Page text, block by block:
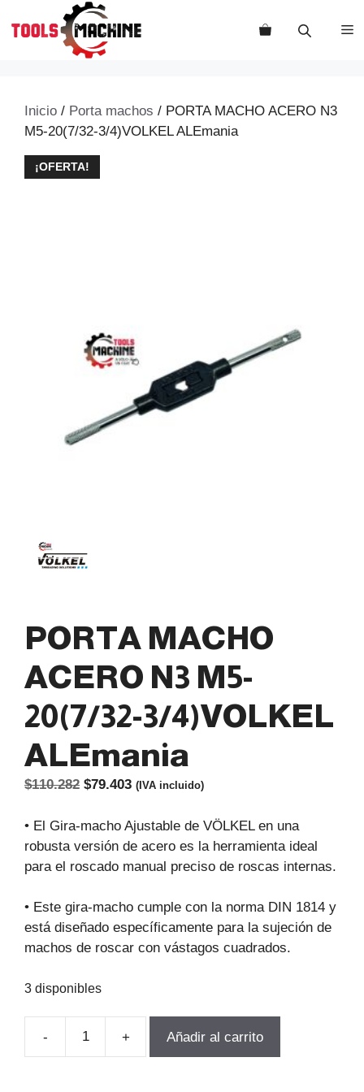
Inicio / Porta machos / PORTA MACHO ACERO N3
M5-20(7/32-3/4)VOLKEL ALEmania
¡OFERTA!
PORTA MACHO
ACERO N3 M5-
20(7/32-3/4)VOLKEL
ALEmania
$110.282 El
original
era:
$110.282.
$79.403El
actual
es:
$79.403.
(IVA incluido)
• El Gira-macho Ajustable de VÖLKEL en una
robusta versión de acero es la herramienta ideal
para el roscado manual preciso de roscas internas.
• Este gira-macho cumple con la norma DIN 1814 y
está diseñado específicamente para la sujeción de
machos de roscar con vástagos cuadrados.
3 disponibles
-
PORTA
+ Añadir al carrito